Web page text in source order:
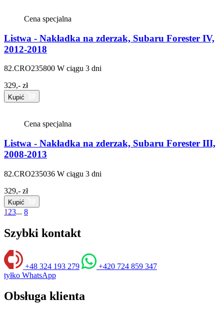
Cena specjalna
Listwa - Nakładka na zderzak, Subaru Forester IV,
2012-2018
82.CRO235800 W ciągu 3 dni
329,- zł
Kupić
Cena specjalna
Listwa - Nakładka na zderzak, Subaru Forester III,
2008-2013
82.CRO235036 W ciągu 3 dni
329,- zł
Kupić
123... 8
Szybki kontakt
+48 324 193 279
+420 724 859 347
tyłko WhatsApp
Obsługa klienta